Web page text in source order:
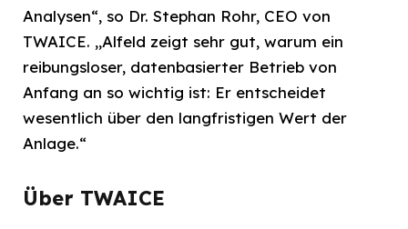
Analysen“, so Dr. Stephan Rohr, CEO von
TWAICE. „Alfeld zeigt sehr gut, warum ein
reibungsloser, datenbasierter Betrieb von
Anfang an so wichtig ist: Er entscheidet
wesentlich über den langfristigen Wert der
Anlage.“
Über TWAICE